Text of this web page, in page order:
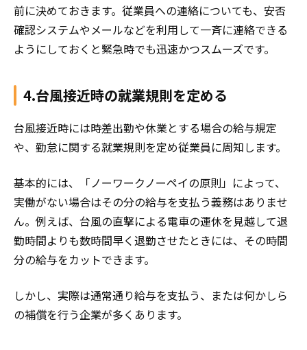
前に決めておきます。従業員への連絡についても、安否
確認システムやメールなどを利用して一斉に連絡できる
ようにしておくと緊急時でも迅速かつスムーズです。
4.台風接近時の就業規則を定める
台風接近時には時差出勤や休業とする場合の給与規定
や、勤怠に関する就業規則を定め従業員に周知します。
基本的には、「ノーワークノーペイの原則」によって、
実働がない場合はその分の給与を支払う義務はありませ
ん。例えば、台風の直撃による電車の運休を見越して退
勤時間よりも数時間早く退勤させたときには、その時間
分の給与をカットできます。
しかし、実際は通常通り給与を支払う、または何かしら
の補償を行う企業が多くあります。